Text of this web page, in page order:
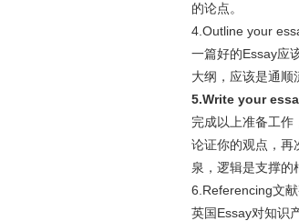
的论点。
4.Outline your
一篇好的Essay应
大纲，应该是通顺
5.Write your
完成以上准备工作
论证你的观点，再
泉，逻辑是支撑的
6.Referencing文
英国Essay对知识